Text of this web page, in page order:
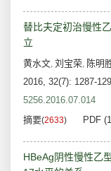
替比夫定初治慢性
立
黄水文, 刘宝荣, 陈明
2016, 32(7): 1287-
5256.2016.07.014
摘要(2633) PDF
HBeAg阴性慢性乙